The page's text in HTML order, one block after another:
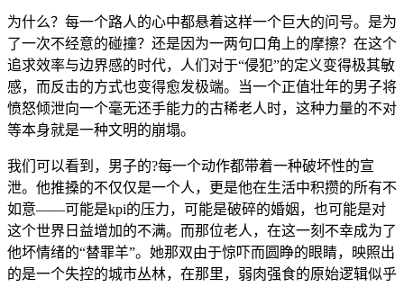
为什么？每一个路人的心中都悬着这样一个巨大的问号。是为
了一次不经意的碰撞？还是因为一两句口角上的摩擦？在这个
追求效率与边界感的时代，人们对于“侵犯”的定义变得极其敏
感，而反击的方式也变得愈发极端。当一个正值壮年的男子将
愤怒倾泄向一个毫无还手能力的古稀老人时，这种力量的不对
等本身就是一种文明的崩塌。
我们可以看到，男子的?每一个动作都带着一种破坏性的宣
泄。他推搡的不仅仅是一个人，更是他在生活中积攒的所有不
如意——可能是kpi的压力，可能是破碎的婚姻，也可能是对
这个世界日益增加的不满。而那位老人，在这一刻不幸成为了
他坏情绪的“替罪羊”。她那双由于惊吓而圆睁的眼睛，映照出
的是一个失控的城市丛林，在那里，弱肉强食的原始逻辑似乎